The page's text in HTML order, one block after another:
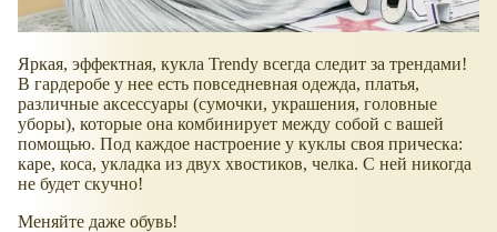
Яркая, эффектная, кукла Trendy всегда следит за трендами!
В гардеробе у нее есть повседневная одежда, платья,
различные аксессуары (сумочки, украшения, головные
уборы), которые она комбинирует между собой с вашей
помощью. Под каждое настроение у куклы своя прическа:
каре, коса, укладка из двух хвостиков, челка. С ней никогда
не будет скучно!
Меняйте даже обувь!